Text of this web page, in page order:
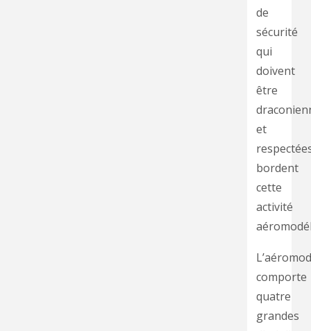
de
sécurité
qui
doivent
être
et
bordent
cette
activité
comporte
quatre
grandes